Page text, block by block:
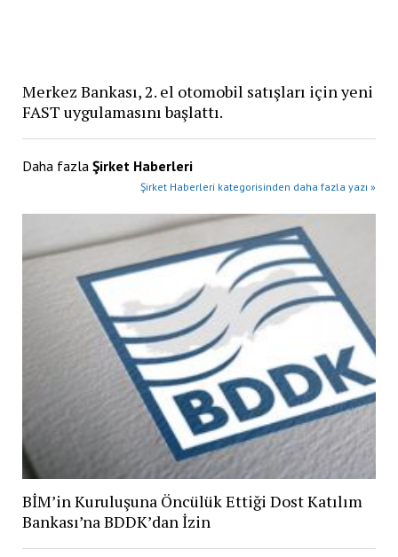
Merkez Bankası, 2. el otomobil satışları için yeni
FAST uygulamasını başlattı​.
Daha fazla Şirket Haberleri
Şirket Haberleri kategorisinden daha fazla yazı »
BİM’in Kuruluşuna Öncülük Ettiği Dost Katılım
Bankası’na BDDK’dan İzin